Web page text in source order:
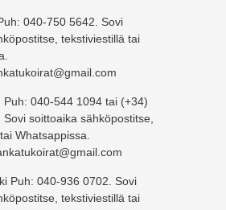
040-750 5642. Sovi
tekstiviestillä tai
Puh: 040-544 1094 tai (+34)
soittoaika sähköpostitse,
Whatsappissa.
Puh: 040-936 0702. Sovi
tekstiviestillä tai